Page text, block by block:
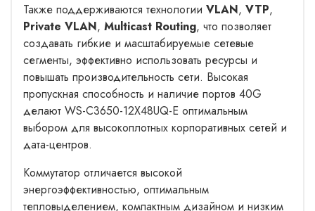
Также поддерживаются технологии VLAN, VTP,
Private VLAN, Multicast Routing, что позволяет
создавать гибкие и масштабируемые сетевые
сегменты, эффективно использовать ресурсы и
повышать производительность сети. Высокая
пропускная способность и наличие портов 40G
делают WS-C3650-12X48UQ-E оптимальным
выбором для высокоплотных корпоративных сетей и
дата-центров.
Коммутатор отличается высокой
энергоэффективностью, оптимальным
тепловыделением, компактным дизайном и низким